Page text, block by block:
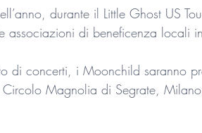
durante il Little Ghost US
associazioni di beneficenza locali
di concerti, i Moonchild saranno
Magnolia di Segrate,